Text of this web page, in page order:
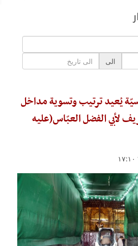
الى
يُعيد ترتيب وتسوية مداخل
لأبي الفضل العبّاس(عليه